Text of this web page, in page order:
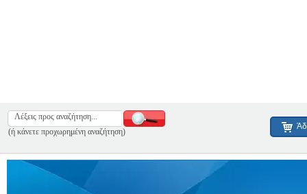
(ή κάνετε προχωρημένη αναζήτηση)